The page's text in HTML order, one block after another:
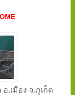
.เมือง จ.ภูเก็ต